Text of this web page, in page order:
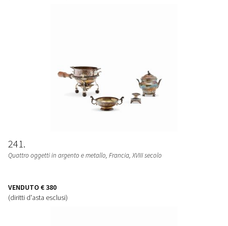
241
Quattro oggetti in argento e metallo, Francia, XVIII secolo
VENDUTO € 380
(diritti d'asta esclusi)